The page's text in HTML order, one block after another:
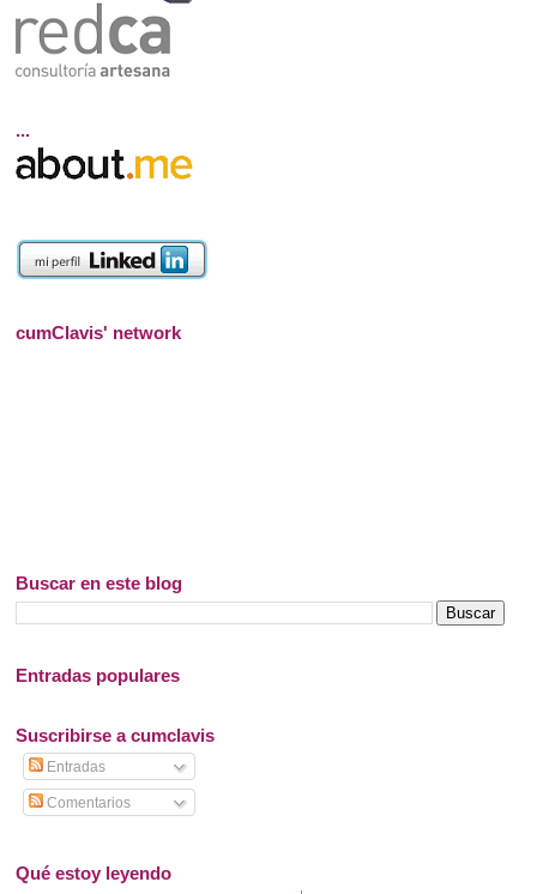
...
cumClavis' network
Buscar en este blog
Entradas populares
Suscribirse a cumclavis
Entradas
Comentarios
Qué estoy leyendo